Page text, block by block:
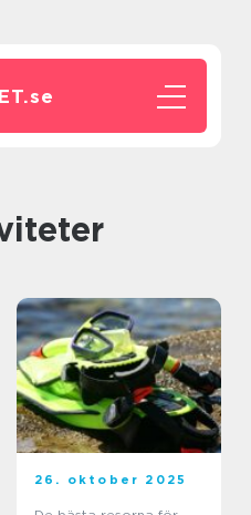
se
26. oktober 2025